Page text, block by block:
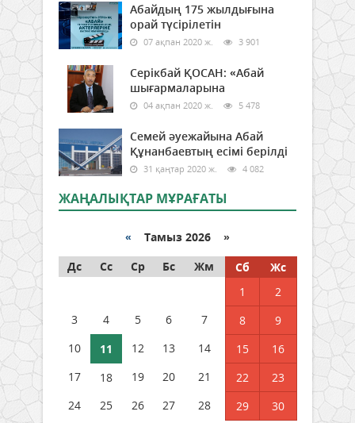
Абайдың 175 жылдығына
орай түсірілетін
07 ақпан 2020 ж. 3 901
Серікбай ҚОСАН: «Абай
шығармаларына
04 ақпан 2020 ж. 5 478
Семей әуежайына Абай
Құнанбаевтың есімі берілді
31 қаңтар 2020 ж. 4 082
ЖАҢАЛЫҚТАР МҰРАҒАТЫ
« Тамыз 2026 »
Дс
Сс Ср Бс Жм Сб
Жс
1
2
3
4 5 6 7 8
9
10
11 12 13 14 15
16
17
18 19 20 21 22
23
24
25 26 27 28 29
30